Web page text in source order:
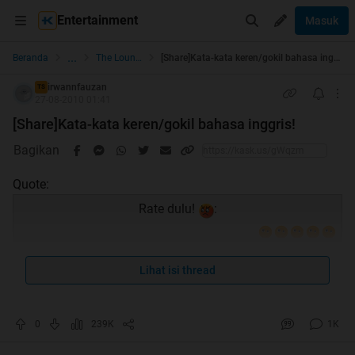
Entertainment Masuk
Beranda ... The Lounge
TS irwannfauzan
[Share]Kata-kata keren/gokil bahasa inggris!
Bagikan
Quote:
Rate dulu!
Sebelumnya maaf kalo misalkan repost
Lihat isi thread
239K